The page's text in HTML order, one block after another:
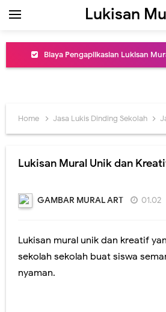
Lukisan
Biaya Pengaplikasian Lukisan
Jasa Lukis Mural Terbaru
Jasa Lukis Mural Dinding
Home Jasa Lukis Dinding Sekolah
Lukisan Mural Unik dan
GAMBAR MURAL ART 01.02
Lukisan mural unik dan kreatif
sekolah sekolah buat siswa
nyaman.